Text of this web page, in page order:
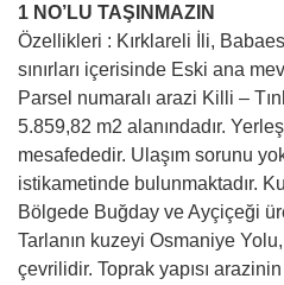
1 NO’LU TAŞINMAZIN
Özellikleri : Kırklareli İli,
sınırları içerisinde Eski ana
Parsel numaralı arazi Killi –
5.859,82 m2 alanındadır.
mesafededir. Ulaşım sorunu
istikametinde bulunmaktadır.
Bölgede Buğday ve Ayçiçeği
Tarlanın kuzeyi Osmaniye
çevrilidir. Toprak yapısı